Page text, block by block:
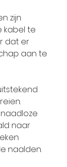
zijn
kabel te
dat er
aan te
naar
naalden.